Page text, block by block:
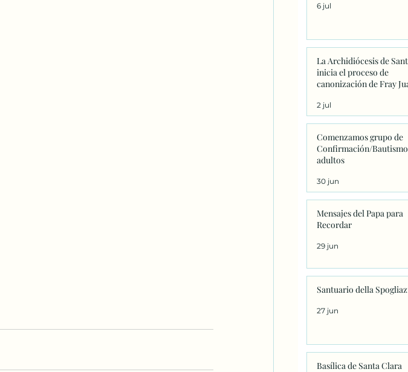
6 jul
La Archidiócesis de
inicia el proceso de
canonización de Fray
primeros decretos en
Sanxenxo
2 jul
Comenzamos grupo de
Confirmación/
adultos
30 jun
Mensajes del Papa para
Recordar
29 jun
Santuario della
27 jun
Basílica de Santa Clara